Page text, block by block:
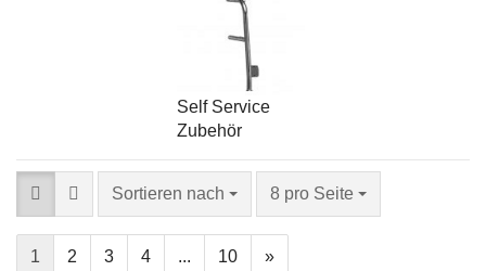
Self Service
Zubehör
Sortieren nach 8 pro Seite
1 2 3 4 ... 10 »